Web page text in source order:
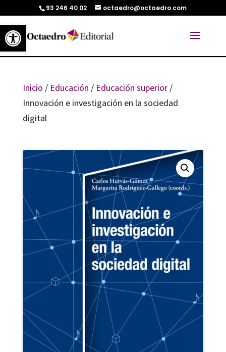
Abrir barra de herramientas
93 246 40 02 octaedro@octaedro.com
Inicio / Educación / Educación superior/
Innovación e investigación en la sociedad
digital